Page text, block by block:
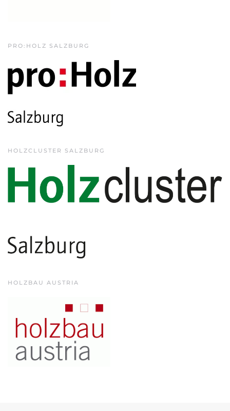
PRO:HOLZ SALZBURG
HOLZCLUSTER SALZBURG
HOLZBAU AUSTRIA